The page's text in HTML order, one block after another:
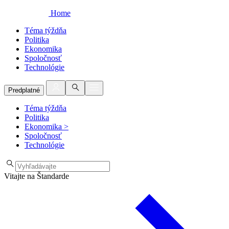
Home
Téma týždňa
Politika
Ekonomika
Spoločnosť
Technológie
Predplatné
Téma týždňa
Politika
Ekonomika >
Spoločnosť
Technológie
Vitajte na Štandarde